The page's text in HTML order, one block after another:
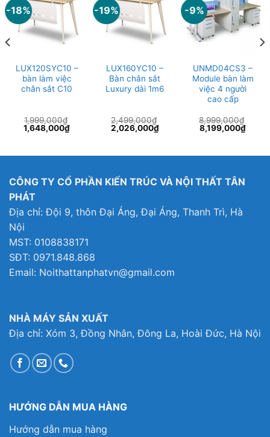
-18%
LUX120SYC10 –
bàn làm việc
chân sắt C10
1,999,000₫
Giá
gốc
1,648,000₫Giá
1,648,000₫.
-19%
LUX160YC10 –
Bàn chân sắt
Luxury dài 1m6
2,499,000₫
Giá
gốc
2,026,000₫Giá
hiện
2,026,000₫.
-9%
UNMD04CS3 –
Module bàn làm
việc 4 người
cao cấp
8,999,000₫
Giá
gốc
8,199,000₫Giá
CÔNG TY CỔ PHẦN KIẾN TRÚC VÀ NỘI THẤT TÂN
PHÁT
Địa chỉ: Đội 9, thôn Đại Áng, Đại Áng, Thanh Trì, Hà
Nội
MST: 0108838171
SĐT: 0971.848.868
Email: Noithattanphatvn@gmail.com
NHÀ MÁY SẢN XUẤT
Địa chỉ: Xóm 3, Đồng Nhân, Đông La, Hoài Đức, Hà Nội
HƯỚNG DẪN MUA HÀNG
Hướng dẫn mua hàng